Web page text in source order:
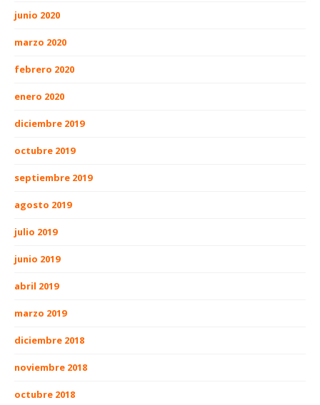
junio 2020
marzo 2020
febrero 2020
enero 2020
diciembre 2019
octubre 2019
septiembre 2019
agosto 2019
julio 2019
junio 2019
abril 2019
marzo 2019
diciembre 2018
noviembre 2018
octubre 2018